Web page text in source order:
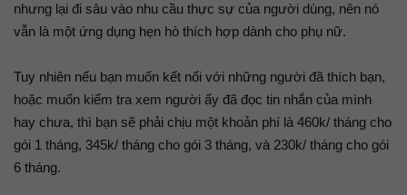
nhưng lại đi sâu vào nhu cầu thực sự của người dùng, nên nó
vẫn là một ứng dụng hẹn hò thích hợp dành cho phụ nữ.
Tuy nhiên nếu bạn muốn kết nối với những người đã thích bạn,
hoặc muốn kiểm tra xem người ấy đã đọc tin nhắn của mình
hay chưa, thì bạn sẽ phải chịu một khoản phí là 460k/ tháng cho
gói 1 tháng, 345k/ tháng cho gói 3 tháng, và 230k/ tháng cho gói
6 tháng.